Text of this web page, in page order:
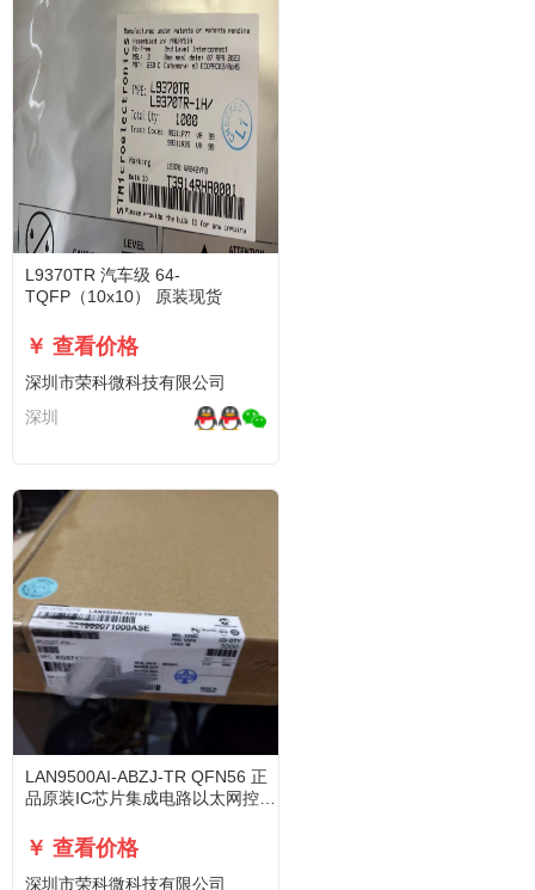
L9370TR 汽车级 64-
TQFP（10x10） 原装现货
￥ 查看价格
深圳市荣科微科技有限公司
深圳
LAN9500AI-ABZJ-TR QFN56 正
品原装IC芯片集成电路以太网控制
￥ 查看价格
深圳市荣科微科技有限公司